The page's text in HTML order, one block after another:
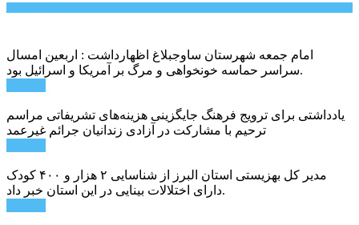
امام جمعه شهرستان ساوجبلاغ اظهارداشت : اربعین امسال
سراسر حماسه خونخواهی و مرگ بر آمریکا و اسرائیل بود.
یادداشتی برای ترویج فرهنگ جایگزینی هزینه‌های تشریفاتی مراسم
ترحیم با مشارکت در آزادی زندانیان جرائم غیرعمد
مدیر کل بهزیستی استان البرز از شناسایی ۲ هزار و ۴۰۰ کودک
دارای اختلالات بینایی در این استان خبر داد.